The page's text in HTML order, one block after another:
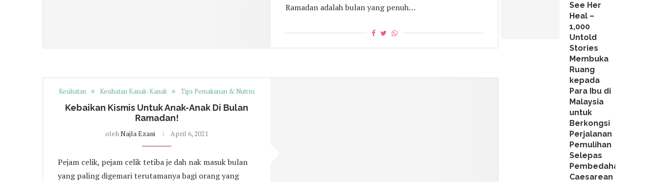
Ramadan adalah bulan yang penuh…
Kesihatan Kesihatan Kanak-Kanak Tips Pemakanan & Nutrisi
Kebaikan Kismis Untuk Anak-Anak Di Bulan
Ramadan!
olehNajla Ezani April 6, 2021
Pejam celik, pejam celik tetiba je dah nak masuk bulan
yang paling digemari terutamanya bagi orang yang
See Her
Heal –
1,000
Untold
Stories
Membuka
Ruang
kepada
Para Ibu di
Malaysia
untuk
Berkongsi
Perjalanan
Pemulihan
Selepas
Pembedahan
Caesarean